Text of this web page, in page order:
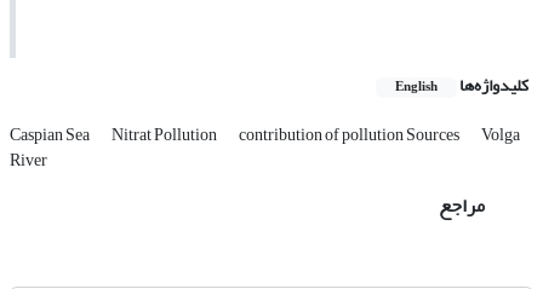
کلیدواژه‌ها English
Caspian Sea Nitrat Pollution contribution of pollution Sources Volga
River
مراجع